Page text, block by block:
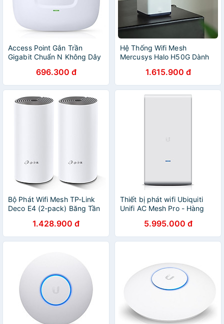
Access Point Gắn Trần
Gigabit Chuẩn N Không Dây
EAP110 - Hàng chính hãng
696.300 đ
Hệ Thống Wifi Mesh
Mercusys Halo H50G Dành
- Hàng Chính Hãng
1.615.900 đ
Bộ Phát Wifi Mesh TP-Link
Deco E4 (2-pack) Băng Tần
Hàng Chính Hãng
1.428.900 đ
Thiết bị phát wifi Ubiquiti
Unifi AC Mesh Pro - Hàng
5.995.000 đ